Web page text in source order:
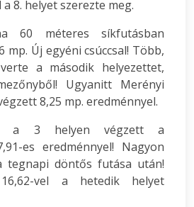
8. helyet szerezte meg.
60 méteres síkfutásban
mp. Új egyéni csúccsal! Több,
a második helyezettet,
Ugyanitt Merényi
8,25 mp. eredménnyel.
a 3 helyen végzett a
es eredménnyel! Nagyon
tegnapi döntős futása után!
vel a hetedik helyet